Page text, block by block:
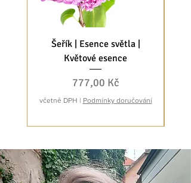
Šeřík | Esence světla |
Květové esence
Cena
777,00 Kč
včetně DPH | Podmínky doručování